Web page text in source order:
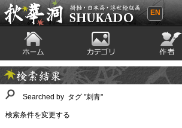
秋華洞 SHUKADO 掛軸・日本画・浮世
EN
ホーム カテゴリ 絵師
検索結果
Searched by タグ "刺青"
検索条件を変更する